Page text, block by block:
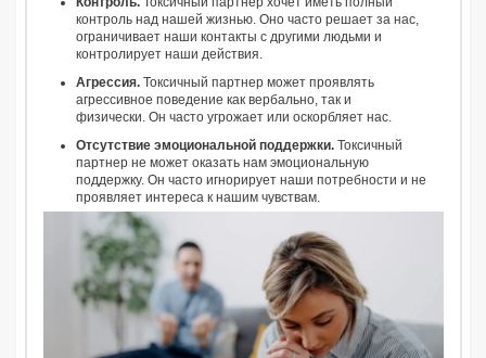
контроль над нашей жизнью. Оно часто решает за нас,
ограничивает наши контакты с другими людьми и
контролирует наши действия.
Агрессия.Токсичный партнер может проявлять
агрессивное поведение как вербально, так и
физически. Он часто угрожает или оскорбляет нас.
Отсутствие эмоциональной поддержки.Токсичный
партнер не может оказать нам эмоциональную
поддержку. Он часто игнорирует наши потребности и не
проявляет интереса к нашим чувствам.